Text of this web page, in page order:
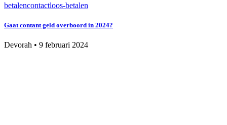
betalencontactloos-betalen
Gaat contant geld overboord in 2024?
Devorah • 9 februari 2024